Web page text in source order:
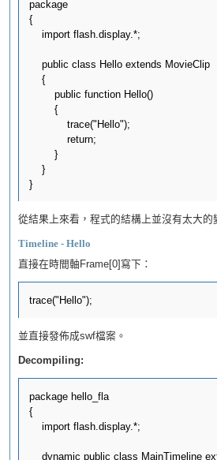
package
{
    import flash.display.*;
    public class Hello extends MovieClip
    {
        public function Hello()
        {
            trace("Hello");
            return;
        }
    }
}
從結果上來看，程式的結構上並沒有太大
Timeline - Hello
直接在時間軸Frame[0]寫下：
並直接發佈成swf檔案。
Decompiling:
package hello_fla
{
    import flash.display.*;
dynamic public class MainTimeline